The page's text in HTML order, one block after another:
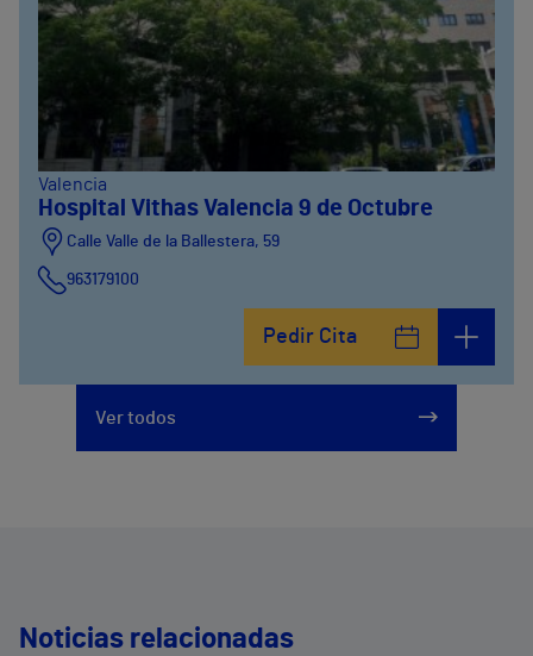
Valencia
Hospital Vithas Valencia 9 de Octubre
Calle Valle de la Ballestera, 59
963179100
Pedir Cita
Ver todos
Noticias relacionadas